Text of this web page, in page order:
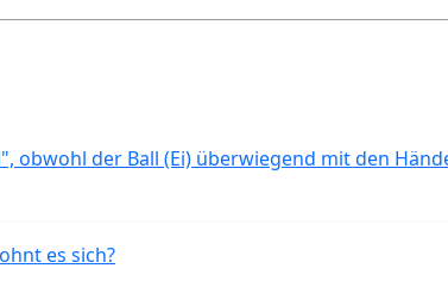
obwohl der Ball (Ei) überwiegend mit den
es sich?